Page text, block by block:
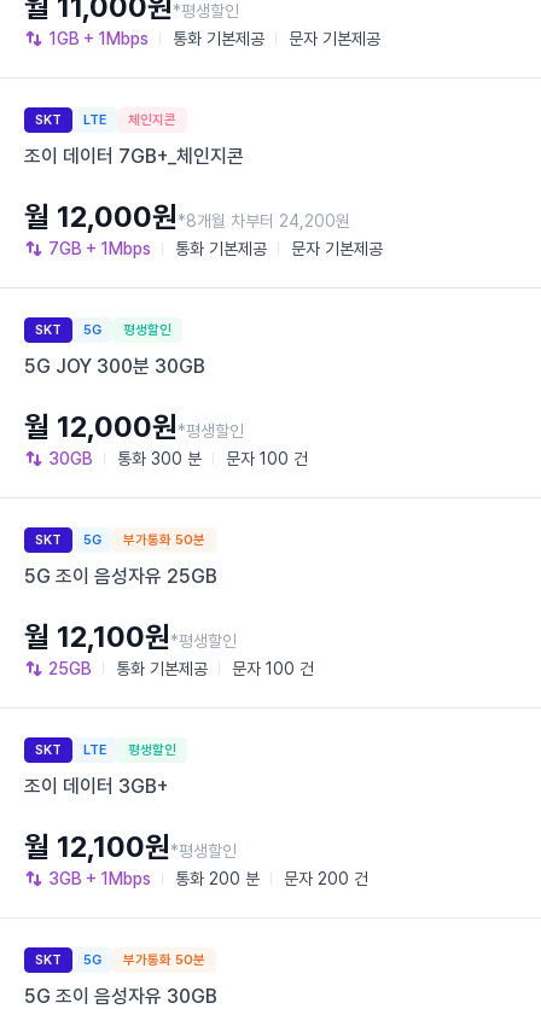
1GB + 1Mbps 통화 기본제공 문자 기본제공
*평생할인
SKT LTE 체인지콘
조이 데이터 7GB+_체인지콘
7GB + 1Mbps 통화 기본제공 문자 기본제공
월 12,000원*8개월 차부터 24,200원
SKT 5G 평생할인
5G JOY 300분 30GB
30GB 통화 300 분 문자 100 건
월 12,000원*평생할인
SKT 5G 부가통화 50분
5G 조이 음성자유 25GB
25GB 통화 기본제공 문자 100 건
월 12,100원*평생할인
SKT LTE 평생할인
조이 데이터 3GB+
3GB + 1Mbps 통화 200 분 문자 200 건
월 12,100원*평생할인
SKT 5G 부가통화 50분
5G 조이 음성자유 30GB